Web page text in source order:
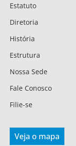
Estatuto
Diretoria
História
Estrutura
Nossa Sede
Fale Conosco
Filie-se
Veja o mapa